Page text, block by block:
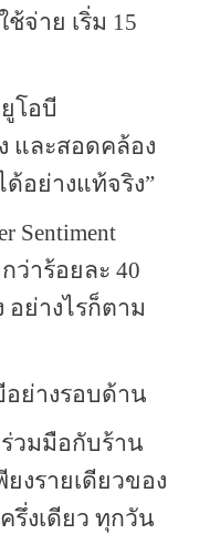
จ่าย เริ่ม 15
โอบี
และสอดคล้อง
อย่างแท้จริง”
Sentiment
ว่าร้อยละ40
ย่างไรก็ตาม
ย่างรอบด้าน
วมมือกับร้าน
งรายเดียวของ
รึ่งเดียว ทุกวัน